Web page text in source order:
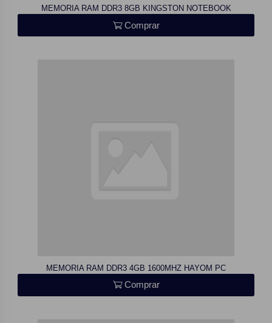
MEMORIA RAM DDR3 8GB KINGSTON NOTEBOOK
Comprar
MEMORIA RAM DDR3 4GB 1600MHZ HAYOM PC
Comprar